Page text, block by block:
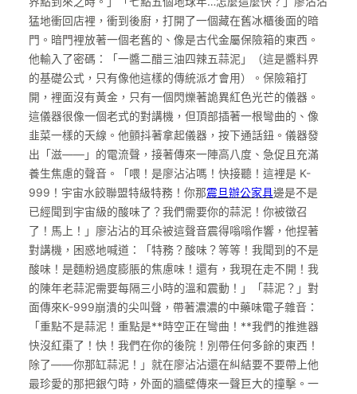
猛地衝回店裡，衝到後廚，打開了一個藏在舊冰櫃後面的暗
門。暗門裡放著一個老舊的、像是古代金屬保險箱的東西。
他輸入了密碼：「一醬二醋三油四辣五蒜泥」（這是醬料界
的基礎公式，只有像他這樣的傳統派才會用）。保險箱打
開，裡面沒有黃金，只有一個閃爍著詭異紅色光芒的儀器。
這儀器很像一個老式的對講機，但頂部插著一根彎曲的、像
韭菜一樣的天線。他顫抖著拿起儀器，按下通話鈕。儀器發
出「滋——」的電流聲，接著傳來一陣高八度、急促且充滿
養生焦慮的聲音。「喂！是廖沾沾嗎！快接聽！這裡是 K-
999！宇宙水餃聯盟特級特務！你那震旦辦公家具邊是不是
已經聞到宇宙級的酸味了？我們需要你的蒜泥！你被徵召
了！馬上！」廖沾沾的耳朵被這聲音震得嗡嗡作響，他捏著
對講機，困惑地喊道：「特務？酸味？等等！我聞到的不是
酸味！是麵粉過度膨脹的焦慮味！還有，我現在走不開！我
的陳年老蒜泥需要每隔三小時的溫和震動！」「蒜泥？」對
面傳來K-999崩潰的尖叫聲，帶著濃濃的中藥味電子雜音：
「重點不是蒜泥！重點是**時空正在彎曲！**我們的推進器
快沒紅棗了！快！我們在你的後院！別帶任何多餘的東西！
除了——你那缸蒜泥！」就在廖沾沾還在糾結要不要帶上他
最珍愛的那把銀勺時，外面的牆壁傳來一聲巨大的撞擊。一